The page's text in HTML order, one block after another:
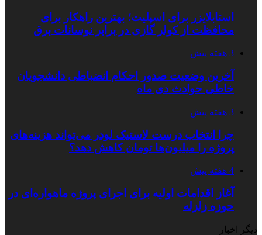
استابلایزر برای اسپلیت؛ بهترین راهکار برای
محافظت از کولر گازی در برابر نوسانات برق
3 هفته پیش
آخرین وضعیت صدور احکام انضباطی دانشجویان
خاطی حوادث دی ماه
3 هفته پیش
چرا انتخاب درست لاستیک لودر می‌تواند هزینه‌های
پروژه را میلیون‌ها تومان کاهش دهد؟
4 هفته پیش
آغاز اقدامات اولیه برای اجرای پروژه ماهواره‌ای در
حوزه زلزله
دیگر اخبار